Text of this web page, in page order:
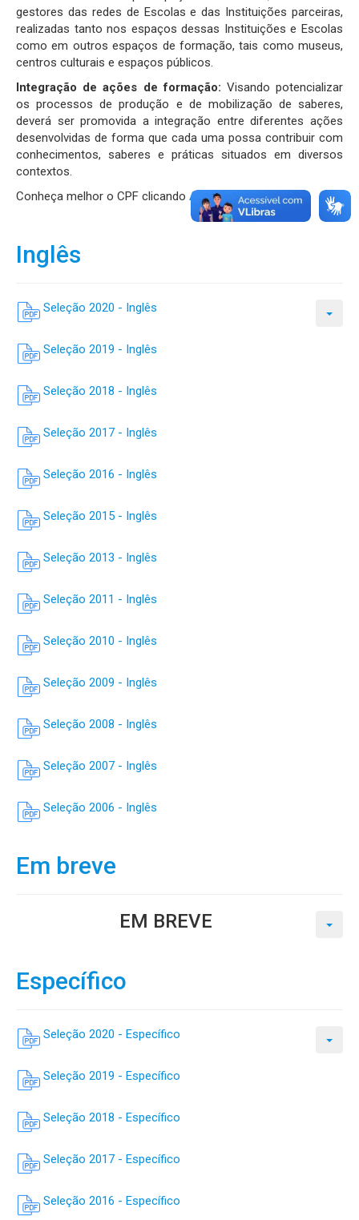
gestores das redes de Escolas e das Instituições parceiras,
realizadas tanto nos espaços dessas Instituições e Escolas
como em outros espaços de formação, tais como museus,
centros culturais e espaços públicos.
Integração de ações de formação: Visando potencializar
os processos de produção e de mobilização de saberes,
deverá ser promovida a integração entre diferentes ações
desenvolvidas de forma que cada uma possa contribuir com
conhecimentos, saberes e práticas situados em diversos
contextos.
Conheça melhor o CPF clicando AQUI.
Inglês
Seleção 2020 - Inglês
Seleção 2019 - Inglês
Seleção 2018 - Inglês
Seleção 2017 - Inglês
Seleção 2016 - Inglês
Seleção 2015 - Inglês
Seleção 2013 - Inglês
Seleção 2011 - Inglês
Seleção 2010 - Inglês
Seleção 2009 - Inglês
Seleção 2008 - Inglês
Seleção 2007 - Inglês
Seleção 2006 - Inglês
Em breve
EM BREVE
Específico
Seleção 2020 - Específico
Seleção 2019 - Específico
Seleção 2018 - Específico
Seleção 2017 - Específico
Seleção 2016 - Específico